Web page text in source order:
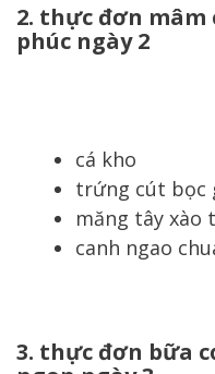
2. thực đơn
phúc ngày 2
cá kho
trứng cút bọc
măng tây xào
canh ngao
3. thực đơn bữa